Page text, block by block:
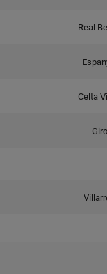
Real
Celta